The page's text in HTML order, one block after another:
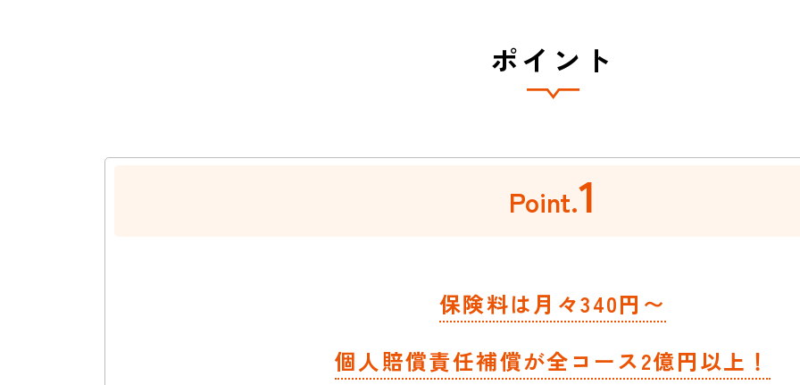
ポイント
Point.1
保険料は月々340円〜
個人賠償責任補償が全コース2億円以上！